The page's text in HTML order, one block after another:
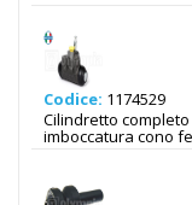
Codice: 1174529
Cilindretto
imboccatura cono